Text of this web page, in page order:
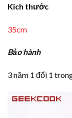
Kich thước
35cm
Bảo hành
3 năm 1 đổi 1